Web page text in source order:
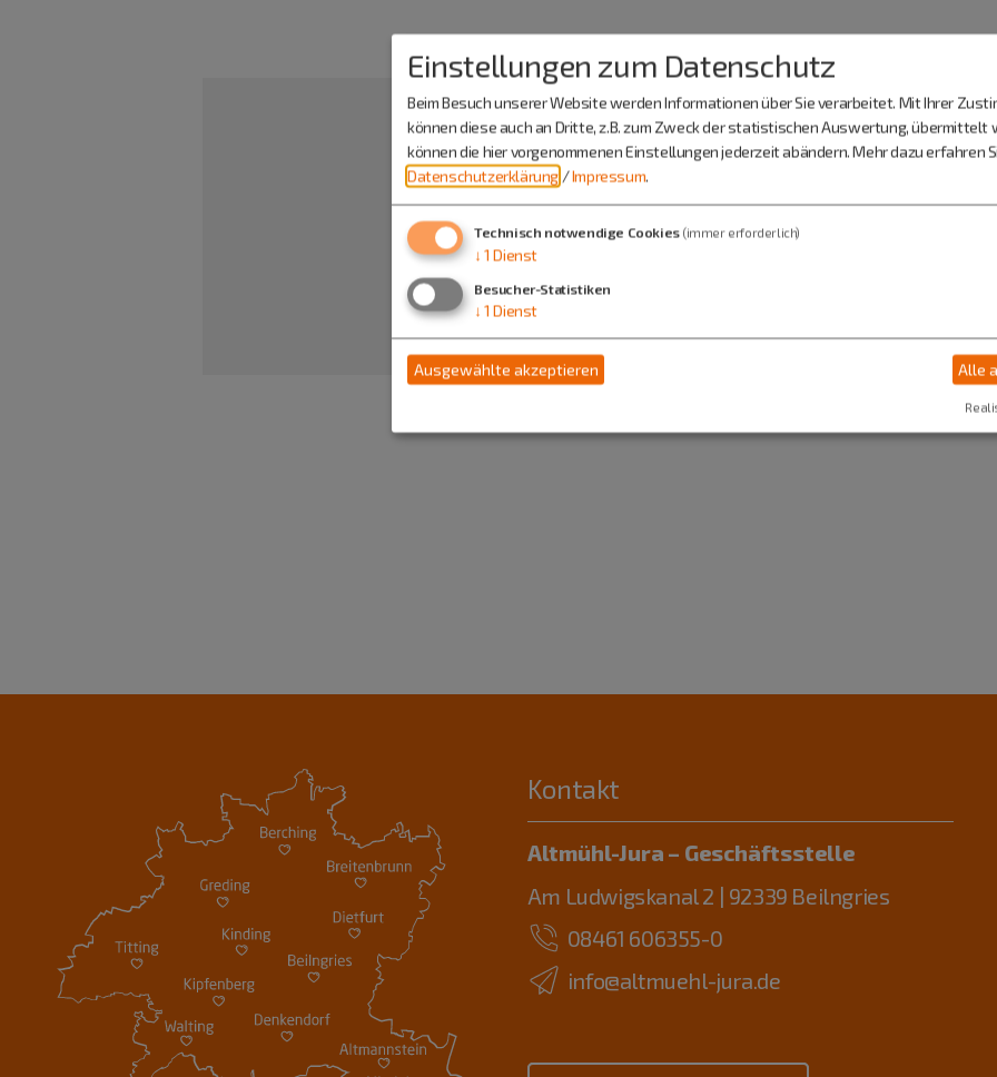
Bauernverband Obmann
Herr Bernhard Trost
Pfraundorf
Dorfstraße 4
Kontakt
Altmühl-Jura – Geschäftsstelle
Am Ludwigskanal 2 | 92339 Beilngries
08461 606355-0
info@altmuehl-jura.de
Einstellungen zum Datenschutz
Beim Besuch unserer Website werden Informationen über Sie verarbeitet. Mit Ihrer
können diese auch an Dritte, z.B. zum Zweck der statistischen Auswertung, übermittelt
können die hier vorgenommenen Einstellungen jederzeit abändern. Mehr dazu erfahren
Datenschutzerklärung /Impressum.
Technisch notwendige Cookies (immer erforderlich)
↓ 1 Dienst
Besucher-Statistiken
↓ 1 Dienst
Ausgewählte akzeptieren Alle